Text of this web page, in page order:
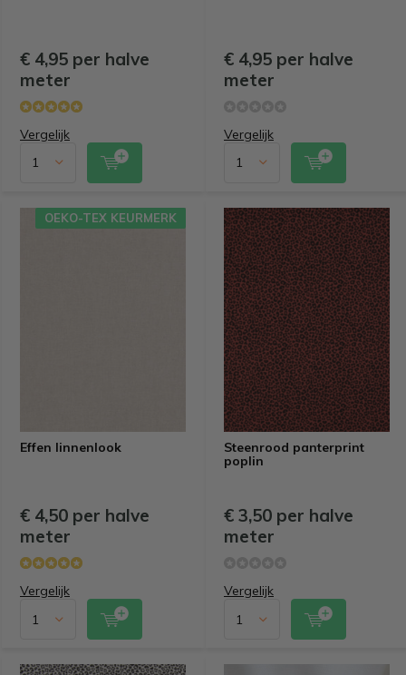
€ 4,95 per halve
meter
Vergelijk
€ 4,95 per halve
meter
Vergelijk
Effen linnenlook
OEKO-TEX KEURMERK
€ 4,50 per halve
meter
Vergelijk
Steenrood panterprint
poplin
€ 3,50 per halve
meter
Vergelijk